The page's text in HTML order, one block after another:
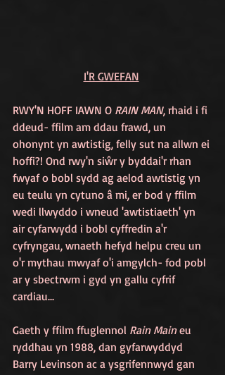
I'R GWEFAN
RWY'N HOFF IAWN O RAIN MAN, rhaid i fi
ddeud- ffilm am ddau frawd, un
ohonynt yn awtistig, felly sut na allwn ei
hoffi?! Ond rwy'n siŵr y byddai'r rhan
fwyaf o bobl sydd ag aelod awtistig yn
eu teulu yn cytuno â mi, er bod y ffilm
wedi llwyddo i wneud 'awtistiaeth' yn
air cyfarwydd i bobl cyffredin a'r
cyfryngau, wnaeth hefyd helpu creu un
o'r mythau mwyaf o'i amgylch- fod pobl
ar y sbectrwm i gyd yn gallu cyfrif
cardiau...
Gaeth y ffilm ffuglennol Rain Main eu
ryddhau yn 1988, dan gyfarwyddyd
Barry Levinson ac a ysgrifennwyd gan